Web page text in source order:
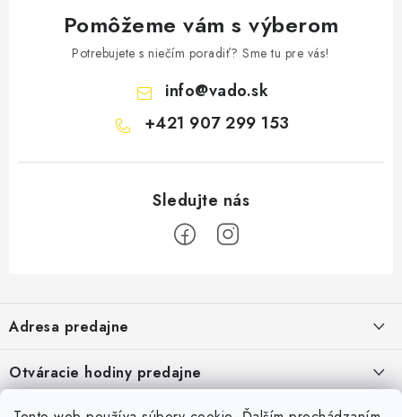
Pomôžeme vám s výberom
Potrebujete s niečím poradiť? Sme tu pre vás!
info@vado.sk
+421 907 299 153
p
ä
t
Adresa predajne
Pekárska 4, 941 31 Dvory nad Žitavou
Otváracie hodiny predajne